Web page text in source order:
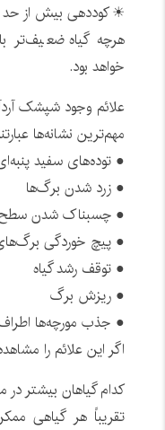
☀ کوددهی بیش از حد
هرچه گیاه ضعیف‌تر
خواهد بود.
علائم وجود شپشک
مهم‌ترین نشانه‌ها
● توده‌های سفید
● زرد شدن برگ‌ها
● چسبناک شدن
● پیچ خوردگی
● توقف رشد گیاه
● ریزش برگ
● جذب مورچه‌ها اطراف
اگر این علائم را
کدام گیاهان بیشتر
تقریباً هر گیاهی